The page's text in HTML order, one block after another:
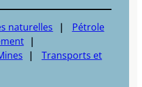
naturelles
Pétrole
Transports et